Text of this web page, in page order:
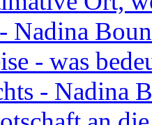
Nadina Boun
- was
- Nadina